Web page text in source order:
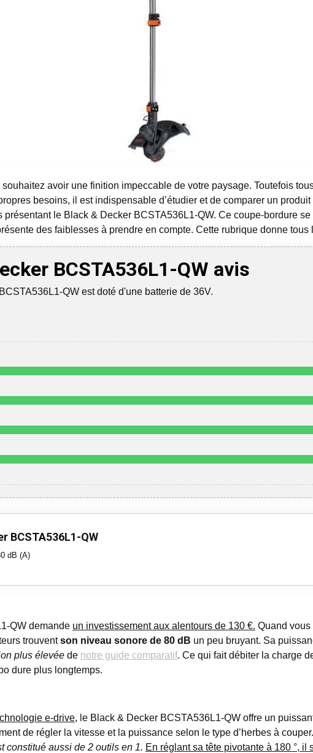
avoir une finition impeccable de votre paysage. Toutefois
besoins, il est indispensable d’étudier et de comparer un produit
le Black & Decker BCSTA536L1-QW. Ce coupe-bordure se
des faiblesses à prendre en compte. Cette rubrique donne
BCSTA536L1-QW avis
QW est doté d'une batterie de 36V.
BCSTA536L1-QW
dB (A)
QW demande un investissement aux alentours de 130 €. Quand vous
trouventson niveau sonore de 80 dB un peu bruyant. Sa
plus élevée de notre guide comparatif. Ce qui fait débiter la charge
dure plus longtemps.
e-drive, le Black & Decker BCSTA536L1-QW offre un
de régler la vitesse et la puissance selon le type d’herbes à
constitué aussi de 2 outils en 1. En réglant sa tête pivotante à 180 °, il